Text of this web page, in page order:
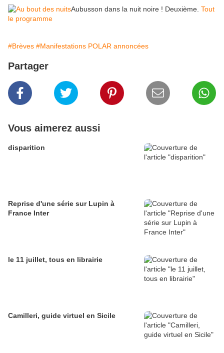
Aubusson dans la nuit noire ! Deuxième. Tout
le programme
#Brèves #Manifestations POLAR annoncées
Partager
Vous aimerez aussi
disparition
Reprise d'une série sur Lupin à
France Inter
le 11 juillet, tous en librairie
Camilleri, guide virtuel en Sicile